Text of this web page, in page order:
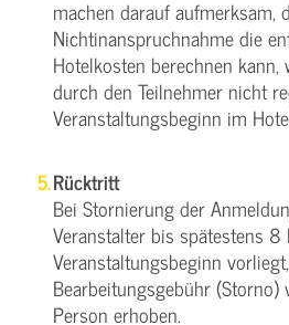
machen darauf aufmerksam,
Nichtinanspruchnahme die
Hotelkosten berechnen kann,
durch den Teilnehmer nicht
Veranstaltungsbeginn im
Rücktritt
Bei Stornierung der
Veranstalter bis spätestens 8
Veranstaltungsbeginn
Bearbeitungsgebühr
Person erhoben.